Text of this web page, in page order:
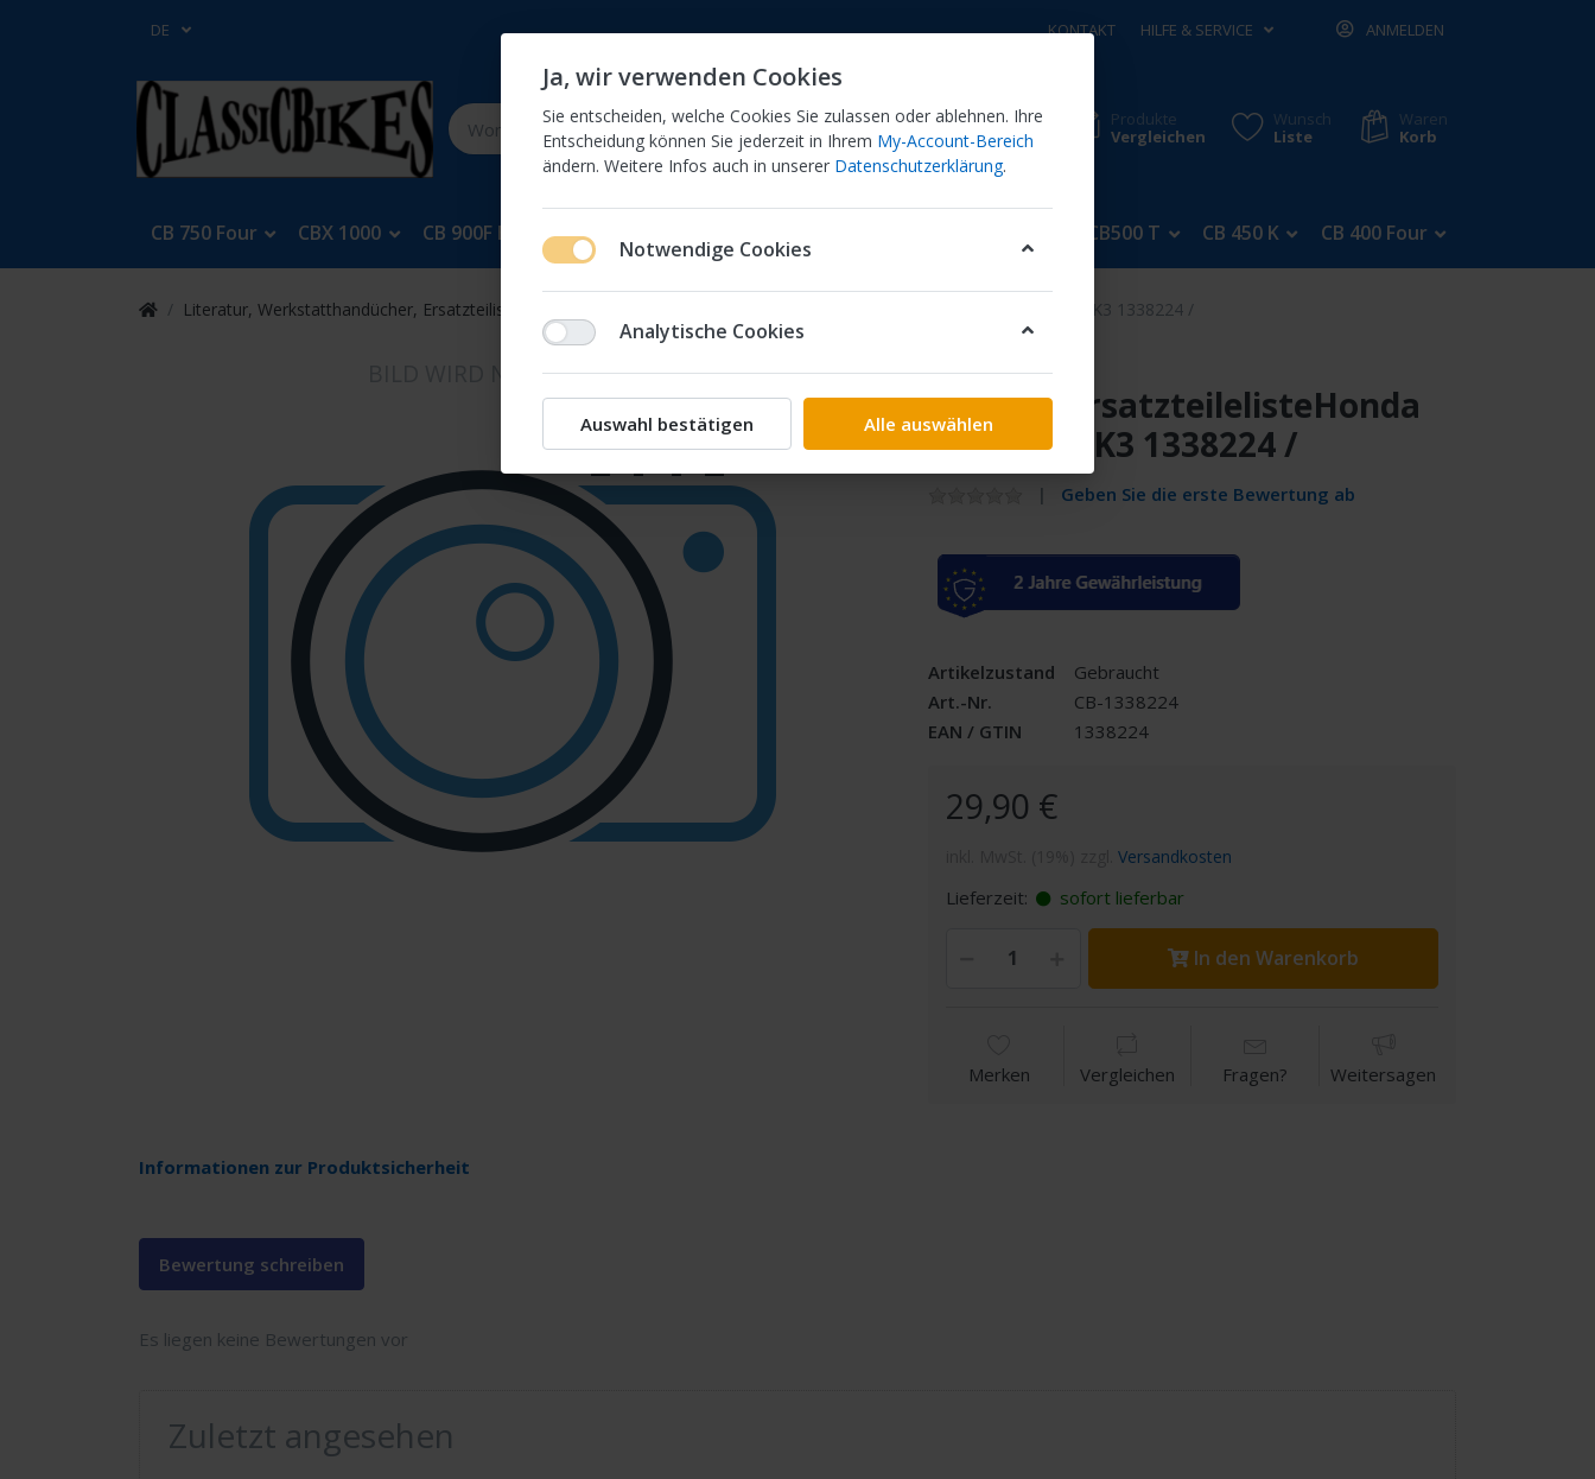
DE KONTAKT HILFE & SERVICE ANMELDEN
Produkte
Vergleichen
Wunsch
Liste
Waren
Korb
CB 750 Four CBX 1000 CB 900F Bol Dor CB500 T CB 450 K CB 400 Four
Literatur, Werkstatthandücher, Ersatzteilisten Honda / ErsatzteilelisteHonda XL 125 K2 K3 1338224 /
Informationen zur Produktsicherheit
Honda
Honda / ErsatzteilelisteHonda
XL 125 K2 K3 1338224 /
Geben Sie die erste Bewertung ab
Artikelzustand
Gebraucht
Art.-Nr.
CB-1338224
EAN / GTIN
1338224
29,90 €
Versandkosten
Lieferzeit: sofort lieferbar
In den Warenkorb
Merken Vergleichen Fragen? Weitersagen
Bewertung schreiben
Es liegen keine Bewertungen vor
Zuletzt angesehen
Ja, wir verwenden Cookies
Sie entscheiden, welche Cookies Sie zulassen oder ablehnen. Ihre
Entscheidung können Sie jederzeit in Ihrem My-Account-Bereich
ändern. Weitere Infos auch in unserer Datenschutzerklärung.
Notwendige Cookies
Analytische Cookies
Auswahl bestätigen Alle auswählen